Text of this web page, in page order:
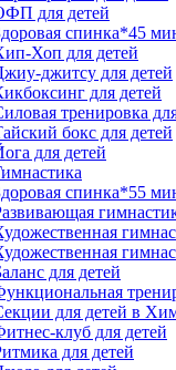
для детей
спинка*45
Хоп для детей
джитсу для детей
для детей
тренировка
бокс для детей
для детей
спинка*55
для детей
для детей в
клуб для детей
для детей